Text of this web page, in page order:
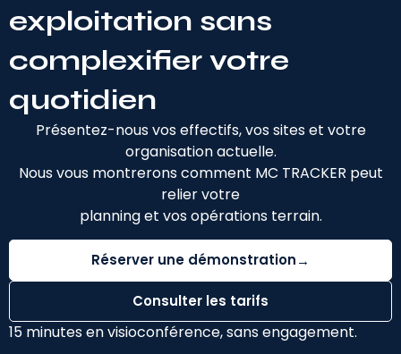
exploitation sans
complexifier votre
quotidien
Présentez-nous vos effectifs, vos sites et votre
organisation actuelle.
Nous vous montrerons comment MC TRACKER peut
relier votre
planning et vos opérations terrain.
Réserver une démonstration→
Consulter les tarifs
15 minutes en visioconférence, sans engagement.